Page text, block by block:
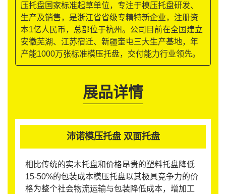
压托盘国家标准起草单位，专注于模压托盘研发、
生产及销售，是浙江省省级专精特新企业，注册资
本1亿人民币，总部位于杭州。公司目前在全国建立
安徽芜湖、江苏宿迁、新疆奎屯三大生产基地，年
产能1000万张标准模压托盘，交付能力行业领先。
展品详情
沛诺模压托盘 双面托盘
相比传统的实木托盘和价格昂贵的塑料托盘降低
15-50%的包装成本模压托盘以其极具竞争力的价
格为整个社会物流运输与包装降低成本，增加工